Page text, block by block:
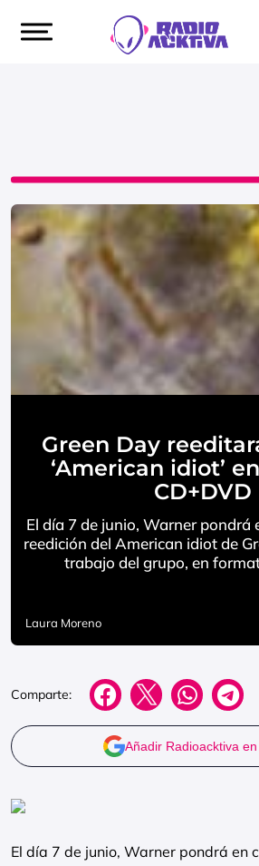
Green Day
‘American idiot’
CD+DVD
El día 7 de junio, Warner pondrá
reedición del American idiot de
trabajo del grupo, en
Laura Moreno
Comparte:
Añadir Radioacktiva
El día 7 de junio, Warner pondrá en